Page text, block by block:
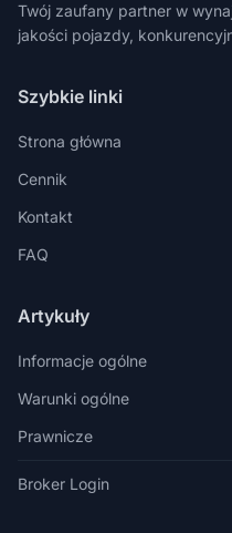
Twój zaufany partner w
jakości pojazdy,
Szybkie linki
Strona główna
Cennik
Kontakt
FAQ
Artykuły
Informacje ogólne
Warunki ogólne
Prawnicze
Broker Login